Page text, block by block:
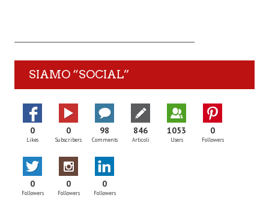
SIAMO “SOCIAL”
0
Likes
0
Subscribers
98
Comments
846
Articoli
1053
Users
0
Followers
0
Followers
0
Followers
0
Followers